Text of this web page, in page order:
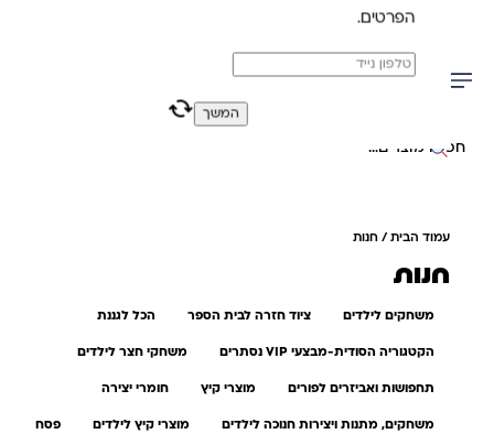
משלוח מהיר חינם בקניה מעל 299 ₪ (למעט ריהוט)
חיפוש באתר
עמוד הבית/ חנות
חנות
משחקים לילדים ציוד חזרה לבית הספר הכל לגננת
הקטגוריה הסודית-מבצעי VIP נסתרים משחקי חצר לילדים
תחפושות ואביזרים לפורים מוצרי קיץ חומרי יצירה
משחקים, מתנות ויצירות חנוכה לילדים מוצרי קיץ לילדים
הפרטים.
המשך